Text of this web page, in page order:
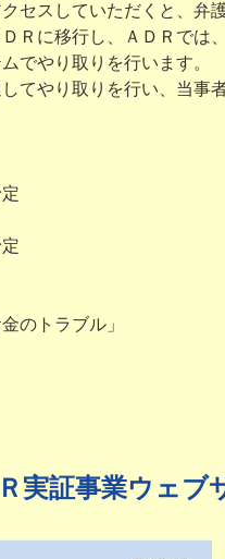
スしていただくと、弁
Ｒに移行し、ＡＤＲでは
でやり取りを行います。
やり取りを行い、当事
のトラブル」
実証事業ウェブ